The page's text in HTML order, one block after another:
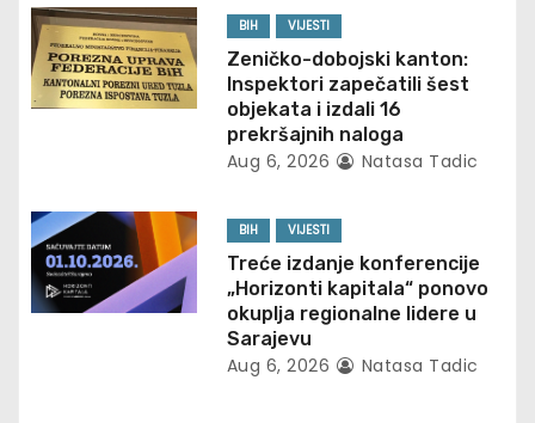
t
i
BIH VIJESTI
Zeničko-dobojski kanton:
Inspektori zapečatili šest
objekata i izdali 16
prekršajnih naloga
Aug 6, 2026 Natasa Tadic
BIH VIJESTI
Treće izdanje konferencije
„Horizonti kapitala“ ponovo
okuplja regionalne lidere u
Sarajevu
Aug 6, 2026 Natasa Tadic